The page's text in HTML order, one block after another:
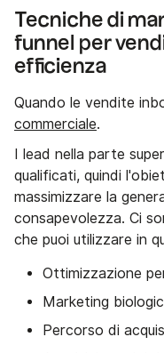
Tecniche di
funnel per
efficienza
Quando le vendite
commerciale.
I lead nella parte
qualificati, quindi
massimizzare la
consapevolezza. Ci
che puoi utilizzare in
Ottimizzazione
Marketing
Percorso di